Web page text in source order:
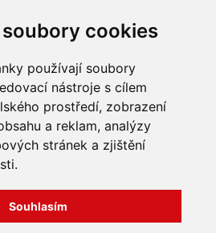
cookies
používají soubory
nástroje s cílem
prostředí, zobrazení
a reklam, analýzy
stránek a zjištění
Souhlasímprofesionální webové stránky: triangl web
grafika: dwgd